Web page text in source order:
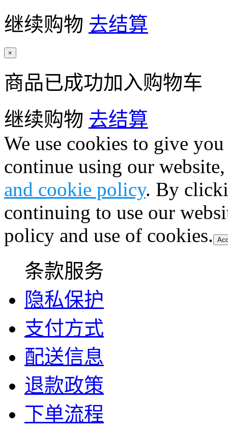
继续购物 去结算
×
商品已成功加入购物车
继续购物 去结算
We use cookies to give
continue using our
and cookie policy. By
continuing to use our
policy and use of cookies.
条款服务
隐私保护
支付方式
配送信息
退款政策
下单流程